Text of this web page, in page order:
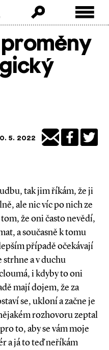
5. 2022
tak jim říkám, že ji
ale nic víc po nich ze
že oni často nevědí,
a současně k tomu
případě očekávají
a v duchu
i kdyby to oni
mají dojem, že za
se, ukloní a začne je
rozhovoru zeptal
to, aby se vám moje
a já to teď neříkám